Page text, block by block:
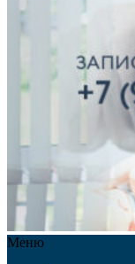
Меню